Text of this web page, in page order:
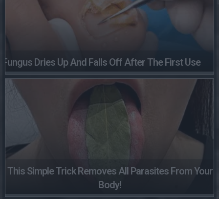
Fungus Dries Up And Falls Off After The First Use
This Simple Trick Removes All Parasites From Your
Body!